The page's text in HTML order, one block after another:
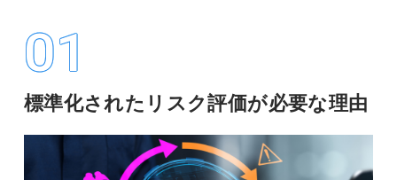
01
標準化されたリスク評価が必要な理由